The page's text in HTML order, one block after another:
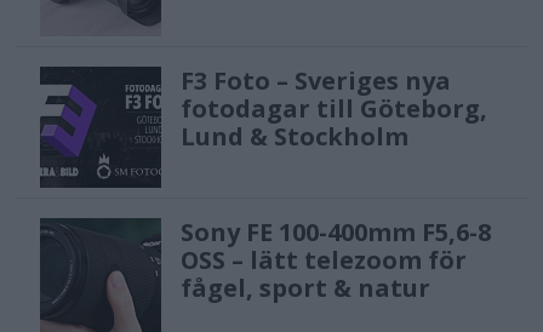
country," says Nic Davidson, Director
of Photography of Strawbridge
Studios, Inc.
"Sony's commitment and support for
this industry is unprecedented, from
their support in student photography
F3 Foto – Sveriges nya
fotodagar till Göteborg,
Lund & Stockholm
Sony FE 100-400mm F5,6-8
OSS – lätt telezoom för
fågel, sport & natur